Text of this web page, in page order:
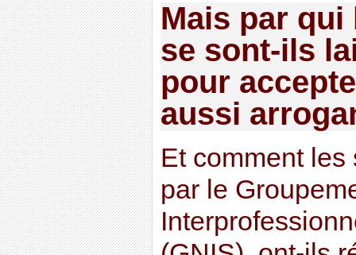
Mais par
se sont-ils
pour
aussi
Et comment
par le